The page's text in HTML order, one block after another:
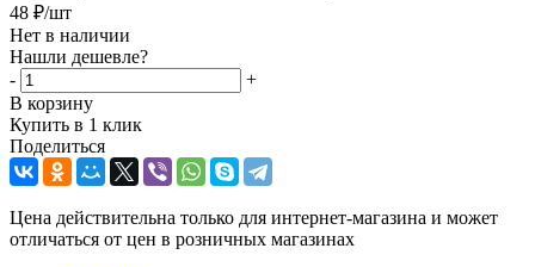
48 ₽/шт
Нет в наличии
Нашли дешевле?
-
+
В корзину
Купить в 1 клик
Поделиться
Цена действительна только для интернет-магазина и может
отличаться от цен в розничных магазинах